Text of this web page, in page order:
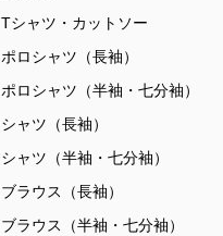
Tシャツ・カットソー
ポロシャツ（長袖）
ポロシャツ（半袖・七分袖）
シャツ（長袖）
シャツ（半袖・七分袖）
ブラウス（長袖）
ブラウス（半袖・七分袖）